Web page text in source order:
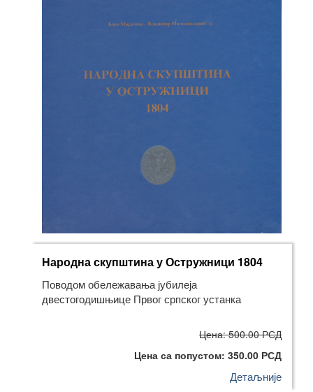
Народна скупштина у Остружници 1804
Поводом обележавања јубилеја
двестогодишњице Првог српског устанка
Цена: 500.00 РСД
Цена са попустом: 350.00 РСД
Детаљније